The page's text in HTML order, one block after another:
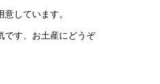
しています。
です、お土産にどうぞ